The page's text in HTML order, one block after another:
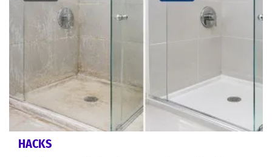
HACKS